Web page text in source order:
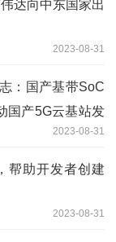
达向中东国家出
2023-08-31
：国产基带SoC
国产5G云基站发
2023-08-31
帮助开发者创建
2023-08-31